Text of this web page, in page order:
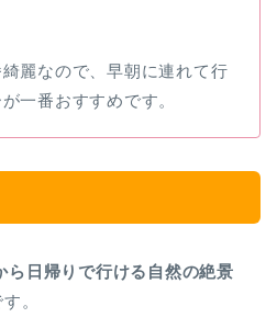
麗なので、早朝に連れて行
一番おすすめです。
ら日帰りで行ける自然の絶景
。